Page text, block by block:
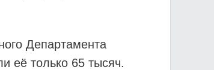
Департамента
её только 65 тысяч.